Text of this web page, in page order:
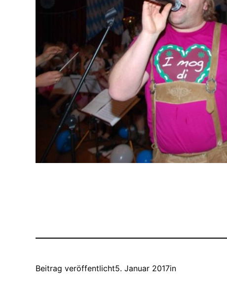
Beitrag veröffentlicht5. Januar 2017in